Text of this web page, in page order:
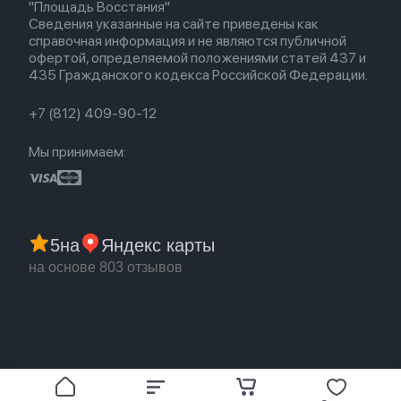
Оплата и доставка
Партнерская программа
Гарантия
Обмен и возврат
Бонусы
Популярное
Акции
"Площадь Восстания"
Сведения указанные на сайте приведены как
справочная информация и не являются публичной
офертой, определяемой положениями статей 437 и
435 Гражданского кодекса Российской Федерации.
+7 (812) 409-90-12
Мы принимаем:
5на Яндекс карты
на основе 803 отзывов